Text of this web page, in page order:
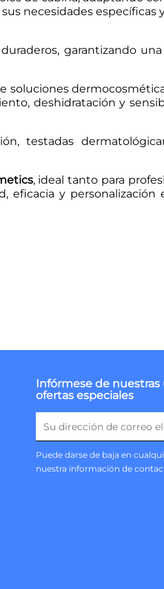
necesidades específicas
garantizando
soluciones
deshidratación y
testadas
, ideal tanto para
eficacia y personalización
Infórmese de
ofertas especiales
Puede darse de baja en
nuestra información de